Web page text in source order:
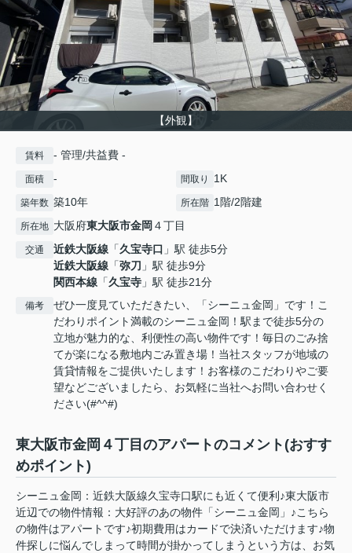
【外観】
賃料 - 管理/共益費 -
面積 - 間取り 1K
築年数 築10年 所在階 1階/2階建
所在地 大阪府東大阪市金岡 ４丁目
交通 近鉄大阪線 「久宝寺口 」駅 徒歩5分
近鉄大阪線 「弥刀 」駅 徒歩9分
関西本線 「久宝寺 」駅 徒歩21分
備考
ぜひ一度見ていただきたい、「シーニュ金岡」です！こ
だわりポイント満載のシーニュ金岡！駅まで徒歩5分の
立地が魅力的な、利便性の高い物件です！毎日のごみ捨
てが楽になる敷地内ごみ置き場！当社スタッフが地域の
賃貸情報をご提供いたします！お客様のこだわりやご要
望などございましたら、お気軽に当社へお問い合わせく
ださい(#^^#)
東大阪市金岡４丁目のアパートのコメント(おすす
めポイント)
シーニュ金岡：近鉄大阪線久宝寺口駅にも近くて便利♪東大阪市
近辺での物件情報：大好評のあの物件「シーニュ金岡」♪こちら
の物件はアパートです♪初期費用はカードで決済いただけます♪物
件探しに悩んでしまって時間が掛かってしまうという方は、お気